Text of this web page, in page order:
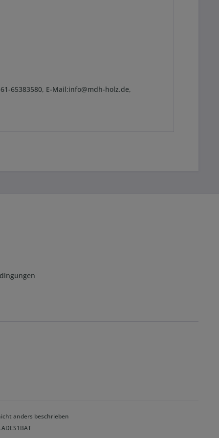
65383580, E-Mail:info@mdh-holz.de,
anders beschrieben